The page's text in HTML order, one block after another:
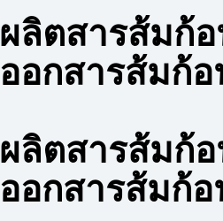
ผลิตสารส้มก้อ
ออกสารส้มก้อ
ผลิตสารส้มก้อ
ออกสารส้มก้อ